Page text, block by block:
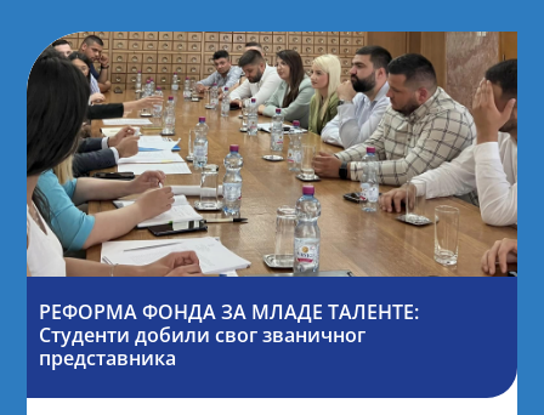
РЕФОРМА ФОНДА ЗА МЛАДЕ ТАЛЕНТЕ:
Студенти добили свог званичног
представника